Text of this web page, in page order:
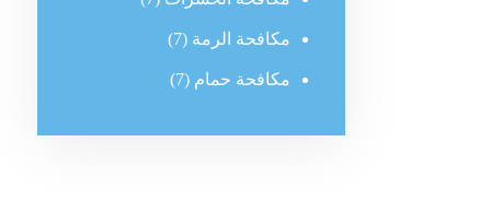
مكافحة الرمة (7)
مكافحة حمام (7)